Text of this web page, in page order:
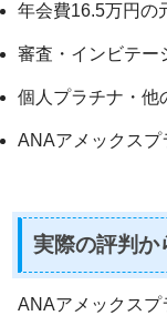
年会費16.5万円の
審査・インビテー
個人プラチナ・他
ANAアメックスプ
実際の評判か
ANAアメックスプ